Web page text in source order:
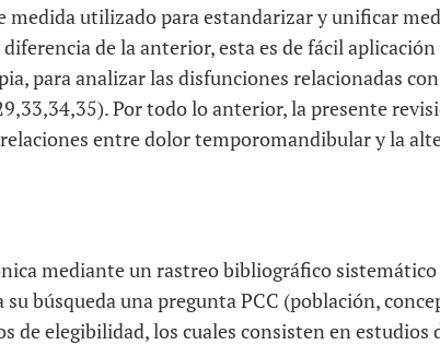
medida utilizado para estandarizar y unificar
de la anterior, esta es de fácil aplicación
para analizar las disfunciones relacionadas
Por todo lo anterior, la presente
entre dolor temporomandibular y la
mediante un rastreo bibliográfico
búsqueda una pregunta PCC (población,
de elegibilidad, los cuales consisten en estudios